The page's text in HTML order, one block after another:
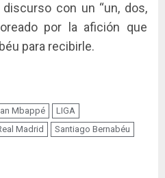
con un “un, dos,
por la afición que
para recibirle.
Mbappé
LIGA
Madrid Santiago Bernabéu